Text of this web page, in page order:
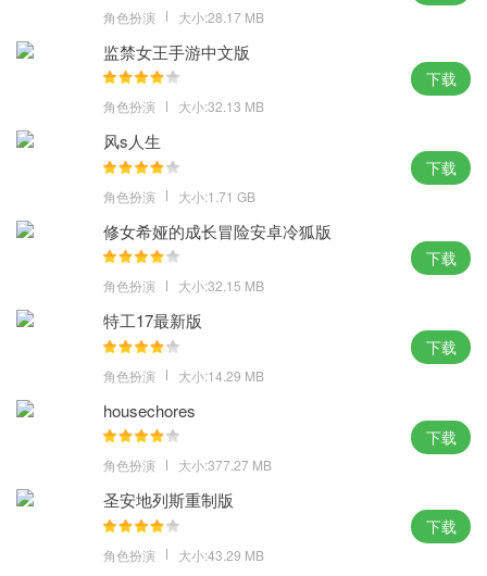
与友好的巨型昆虫共生，但也面临大规模敌对生物的攻击并为生存
遭遇各种驯服或攻击性的昆虫，一定能让你体验到末日世界的生存
乐趣。
通过探索和互动，你可以在这里体验冒险，在保证安全的情况下进
后院，小心行事。
经典的美国3D卡通风格，利用收集到的资源，玩家建造自己的避难
所，作为生存的基础，并努力寻找变回原样的方法。
角色扮演 大小:28.17 MB
监禁女王手游中文版
角色扮演 大小:32.13 MB
下载
风s人生
角色扮演 大小:1.71 GB
下载
修女希娅的成长冒险安卓冷狐版
角色扮演 大小:32.15 MB
下载
特工17最新版
角色扮演 大小:14.29 MB
下载
housechores
角色扮演 大小:377.27 MB
下载
圣安地列斯重制版
角色扮演 大小:43.29 MB
下载